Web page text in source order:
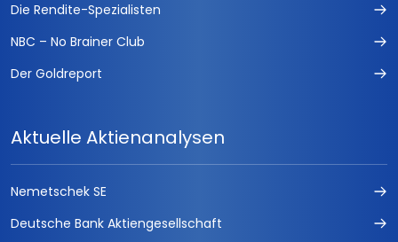
Die Rendite-Spezialisten
NBC – No Brainer Club
Der Goldreport
Aktuelle Aktienanalysen
Nemetschek SE
Deutsche Bank Aktiengesellschaft